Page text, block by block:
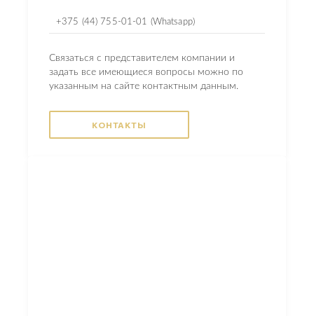
+375 (44) 755-01-01 (Whatsapp)
Связаться с представителем компании и
задать все имеющиеся вопросы можно по
указанным на сайте контактным данным.
КОНТАКТЫ